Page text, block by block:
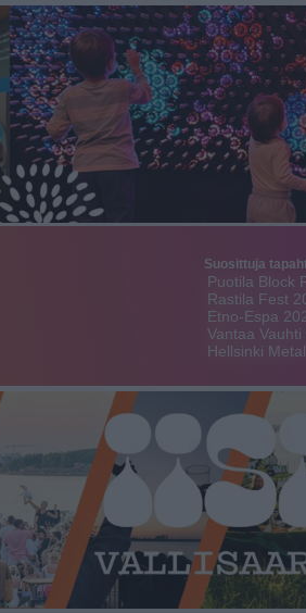
Suosittuja
Puotila Block
Rastila Fest
Etno-Espa
Vantaa
Hellsinki